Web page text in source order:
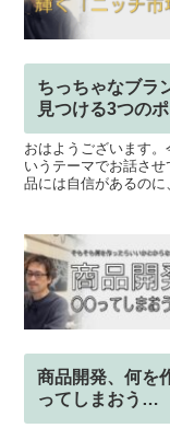
ちっちゃなブラ
見つける3つの
おはようございます
いうテーマでお話さ
品には自信があるの
商品開発、何を
ってしまおう…